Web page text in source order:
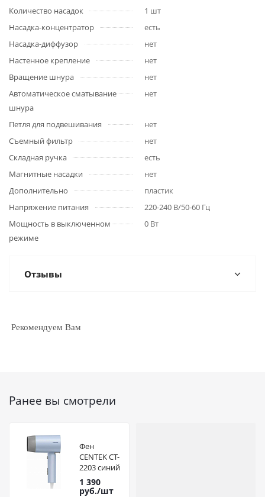
Количество насадок
1 шт
Насадка-концентратор
есть
Насадка-диффузор
нет
Настенное крепление
нет
Вращение шнура
нет
Автоматическое сматывание
шнура
нет
Петля для подвешивания
нет
Съемный фильтр
нет
Складная ручка
есть
Магнитные насадки
нет
Дополнительно
пластик
Напряжение питания
220-240 В/50-60 Гц
Мощность в выключенном
режиме
0 Вт
Отзывы
Рекомендуем Вам
Ранее вы смотрели
Фен
CENTEK CT-
2203 синий
1 390
руб./шт